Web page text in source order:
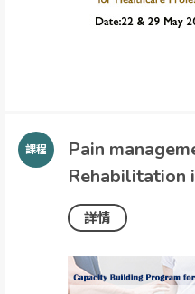
Pain
Rehabilitation
詳情